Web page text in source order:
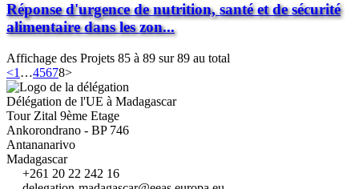
Réponse d'urgence de nutrition, santé et de sécurité
alimentaire dans les zon...
Affichage des Projets 85 à 89 sur 89 au total
<1 …45678>
Délégation de l'UE à Madagascar
Tour Zital 9ème Etage
Ankorondrano - BP 746
Antananarivo
Madagascar
+261 20 22 242 16